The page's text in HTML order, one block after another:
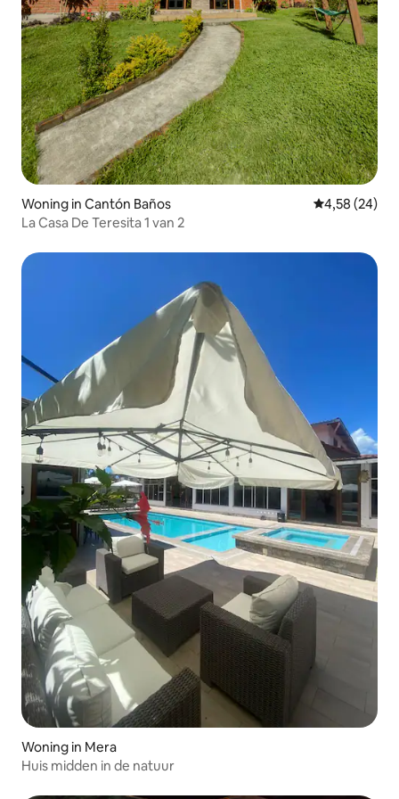
Woning in Cantón Baños Gemiddelde
4,58 (24)
La Casa De Teresita 1 van 2
Woning in Mera
Huis midden in de natuur